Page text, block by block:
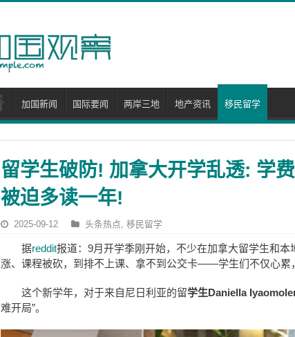
加国新闻 国际要闻 两岸三地 地产资讯 移民留学
留学生破防! 加拿大开学乱透: 学
被迫多读一年!
2025-09-12 头条热点, 移民留学
据reddit报道：9月开学季刚开始，不少在加拿大留学生和本
涨、课程被砍，到排不上课、拿不到公交卡——学生们不仅心累
这个新学年，对于来自尼日利亚的留学生Daniella
难开局”。